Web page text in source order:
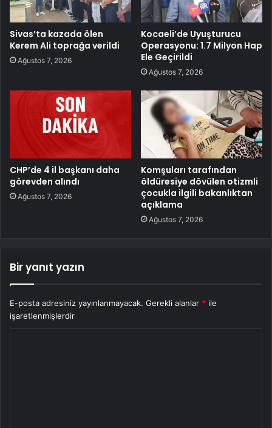
Sivas’ta kazada ölen
Kerem Ali toprağa verildi
Ağustos 7, 2026
Kocaeli’de Uyuşturucu
Operasyonu: 1.7 Milyon Hap
Ele Geçirildi
Ağustos 7, 2026
CHP’de 4 il başkanı daha
görevden alındı
Ağustos 7, 2026
Komşuları tarafından
öldüresiye dövülen otizmli
çocukla ilgili bakanlıktan
açıklama
Ağustos 7, 2026
Bir yanıt yazın
E-posta adresiniz yayınlanmayacak. Gerekli alanlar * ile
işaretlenmişlerdir